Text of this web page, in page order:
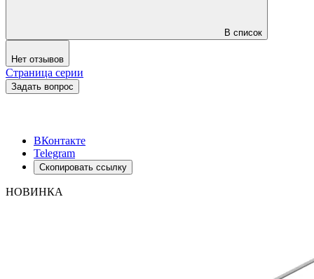
В список
Нет отзывов
Страница серии
Задать вопрос
ВКонтакте
Telegram
Скопировать ссылку
НОВИНКА